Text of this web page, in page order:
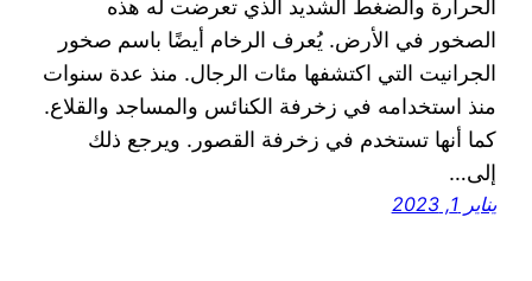
الحرارة والضغط الشديد الذي تعرضت له هذه
الصخور في الأرض. يُعرف الرخام أيضًا باسم صخور
الجرانيت التي اكتشفها مئات الرجال. منذ عدة سنوات
منذ استخدامه في زخرفة الكنائس والمساجد والقلاع.
كما أنها تستخدم في زخرفة القصور. ويرجع ذلك
إلى…
يناير 1, 2023